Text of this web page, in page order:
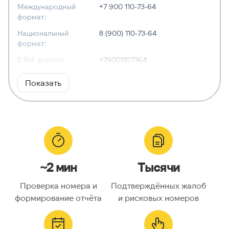
Международный
формат:
+7 900 110-73-64
Национальный
формат:
8 (900) 110-73-64
E.164 формат:
+79001107364
RFC3966
формат:
Тип номера:
Оператор связи:
Национальный
9001107364
Код страны:
ГЕОЛОКАЦИЯ
Показать
~2 мин
Проверка номера и
формирование отчёта
Тысячи
Подтверждённых жалоб
и рисковых номеров